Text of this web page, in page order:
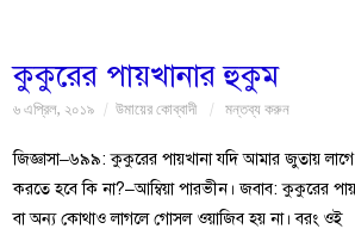
কুকুরের পায়খানার হুকুম
৬ এপ্রিল, ২০১৯ উমায়ের কোব্বাদী মন্তব্য করুন
জিজ্ঞাসা–৬৯৯: কুকুরের পায়খানা যদি আমার জুতায়
করতে হবে কি না?–আম্বিয়া পারভীন। জবাব: কুকুরের
বা অন্য কোথাও লাগলে গোসল ওয়াজিব হয় না। বরং ওই